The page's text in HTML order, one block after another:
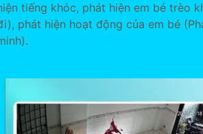
tiếng khóc, phát hiện em bé trèo
phát hiện hoạt động của em bé